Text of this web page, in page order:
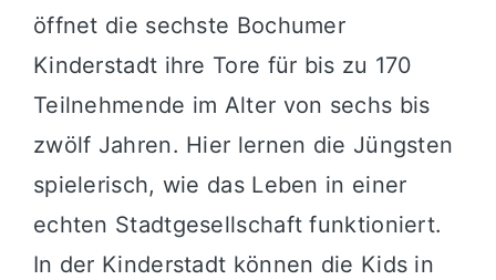
öffnet die sechste Bochumer
Kinderstadt ihre Tore für bis zu 170
Teilnehmende im Alter von sechs bis
zwölf Jahren. Hier lernen die Jüngsten
spielerisch, wie das Leben in einer
echten Stadtgesellschaft funktioniert.
In der Kinderstadt können die Kids in